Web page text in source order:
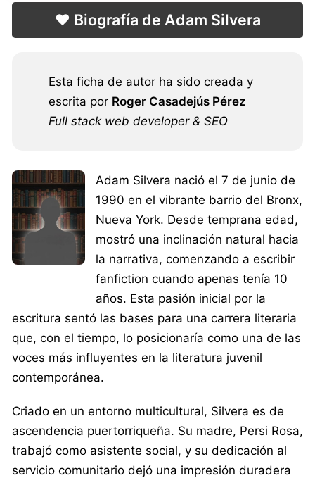
❤️ Biografía de Adam Silvera
Esta ficha de autor ha sido creada y
escrita por Roger Casadejús Pérez
Full stack web developer & SEO
Adam Silvera nació el 7 de junio de
1990 en el vibrante barrio del Bronx,
Nueva York. Desde temprana edad,
mostró una inclinación natural hacia
la narrativa, comenzando a escribir
fanfiction cuando apenas tenía 10
años. Esta pasión inicial por la
escritura sentó las bases para una carrera literaria
que, con el tiempo, lo posicionaría como una de las
voces más influyentes en la literatura juvenil
contemporánea.
Criado en un entorno multicultural, Silvera es de
ascendencia puertorriqueña. Su madre, Persi Rosa,
trabajó como asistente social, y su dedicación al
servicio comunitario dejó una impresión duradera